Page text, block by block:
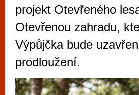
projekt Otevřeného
Otevřenou zahradu,
Výpůjčka bude
prodloužení.
vyzkoušet různé
metropoli naleznete
po moderní automaty
příležitostné hráče. V...